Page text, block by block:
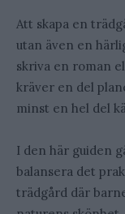
Att skapa en
utan även en
skriva en roman
kräver en del
minst en hel del
I den här guiden
balansera det
trädgård där